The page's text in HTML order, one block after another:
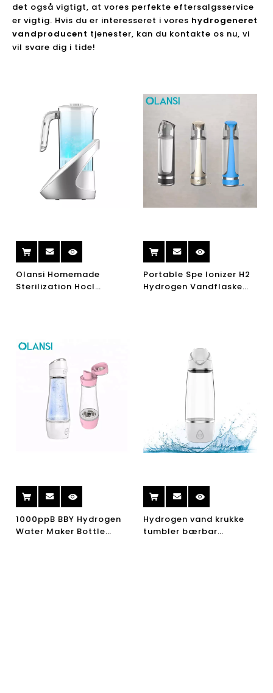
det også vigtigt, at vores perfekte eftersalgsservice
er vigtig. Hvis du er interesseret i vores hydrogeneret
vandproducent tjenester, kan du kontakte os nu, vi
vil svare dig i tide!
Olansi Homemade
Sterilization Hocl
Portable Spe Ionizer H2
Hydrogen Vandflaske
1000ppB BBY Hydrogen
Water Maker Bottle
Hydrogen vand krukke
tumbler bærbar